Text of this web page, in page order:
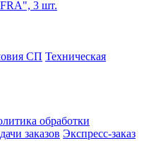
СП Техническая
обработки
заказов Экспресс-заказ